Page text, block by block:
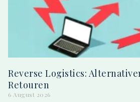
Reverse Logistics:
Retouren
6 August 2026